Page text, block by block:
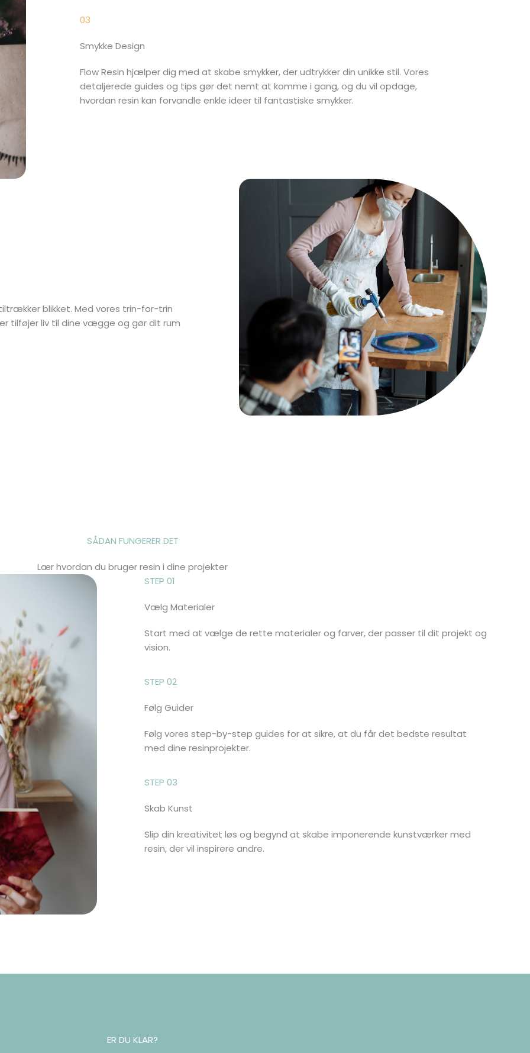
03
Smykke Design
Flow Resin hjælper dig med at skabe smykker, der udtrykker din unikke stil. Vores
detaljerede guides og tips gør det nemt at komme i gang, og du vil opdage,
hvordan resin kan forvandle enkle ideer til fantastiske smykker.
blikket. Med vores trin-for-trin
tilføjer liv til dine vægge og gør dit rum
SÅDAN FUNGERER DET
Lær hvordan du bruger resin i dine projekter
STEP 01
Vælg Materialer
Start med at vælge de rette materialer og farver, der passer til dit projekt og
vision.
STEP 02
Følg Guider
Følg vores step-by-step guides for at sikre, at du får det bedste resultat
med dine resinprojekter.
STEP 03
Skab Kunst
Slip din kreativitet løs og begynd at skabe imponerende kunstværker med
resin, der vil inspirere andre.
ER DU KLAR?